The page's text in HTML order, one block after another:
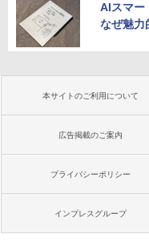
AIスマー
なぜ魅力
本サイトのご利用について
広告掲載のご案内
プライバシーポリシー
インプレスグループ